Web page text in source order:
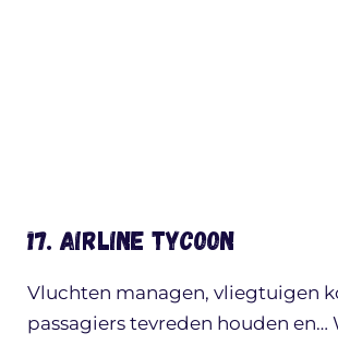
17. Airline tycoon
Vluchten managen, vliegtuigen
passagiers tevreden houden en…